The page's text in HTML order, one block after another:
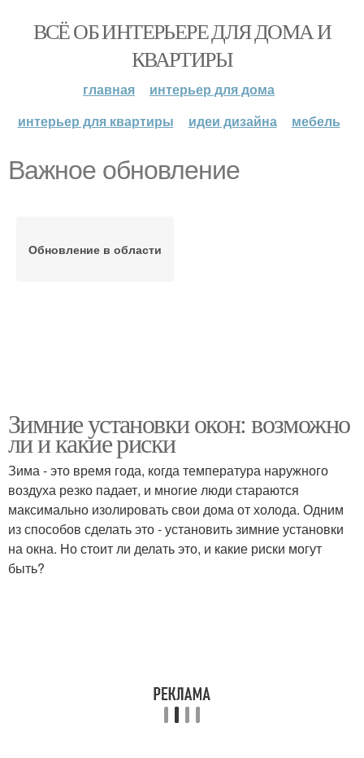
ВСЁ ОБ ИНТЕРЬЕРЕ ДЛЯ ДОМА И
КВАРТИРЫ
главная
интерьер для дома
интерьер для квартиры
идеи дизайна мебель
Важное обновление
Обновление в области
Зимние установки окон: возможно
ли и какие риски
Зима - это время года, когда температура наружного
воздуха резко падает, и многие люди стараются
максимально изолировать свои дома от холода. Одним
из способов сделать это - установить зимние установки
на окна. Но стоит ли делать это, и какие риски могут
быть?